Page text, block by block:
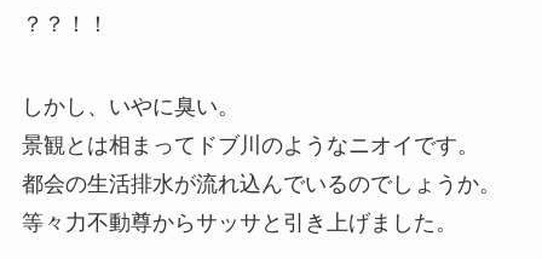
？？！！
しかし、いやに臭い。
景観とは相まってドブ川のようなニオイです。
都会の生活排水が流れ込んでいるのでしょうか。
等々力不動尊からサッサと引き上げました。